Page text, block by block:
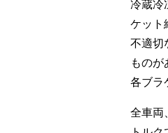
冷蔵冷
ケット
不適切
もの
各ブラ
全車両